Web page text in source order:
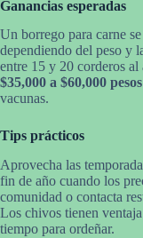
Ganancias esperadas
Un borrego para carne
dependiendo del peso y
entre 15 y 20 corderos al
$35,000 a $60,000 pesos
vacunas.
Tips prácticos
Aprovecha las
fin de año cuando los
comunidad o contacta
Los chivos tienen
tiempo para ordeñar.